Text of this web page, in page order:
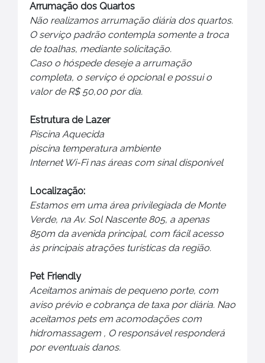
Arrumação dos Quartos
Não realizamos arrumação diária dos quartos.
O serviço padrão contempla somente a troca
de toalhas, mediante solicitação.
Caso o hóspede deseje a arrumação
completa, o serviço é opcional e possui o
valor de R$ 50,00 por dia.
Estrutura de Lazer
Piscina Aquecida
piscina temperatura ambiente
Internet Wi-Fi nas áreas com sinal disponível
Localização:
Estamos em uma área privilegiada de Monte
Verde, na Av. Sol Nascente 805, a apenas
850m da avenida principal, com fácil acesso
às principais atrações turísticas da região.
Pet Friendly
Aceitamos animais de pequeno porte, com
aviso prévio e cobrança de taxa por diária. Nao
aceitamos pets em acomodações com
hidromassagem , O responsável responderá
por eventuais danos.